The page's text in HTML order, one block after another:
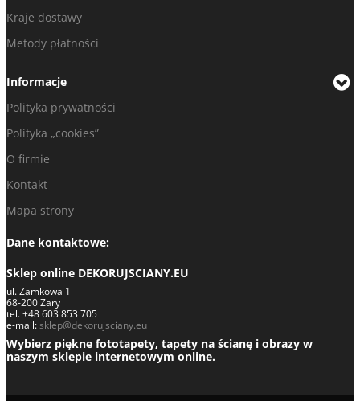
Kraje dostawy
Metody płatności
Informacje
Polityka prywatności
Polityka „cookies”
O firmie
Kontakt
Mapa strony
Dane kontaktowe:
Sklep online DEKORUJSCIANY.EU
ul. Zamkowa 1
68-200 Żary
tel. +48 603 853 705
e-mail:sklep@dekorujsciany.eu
Wybierz piękne fototapety, tapety na ścianę i obrazy w
naszym sklepie internetowym online.